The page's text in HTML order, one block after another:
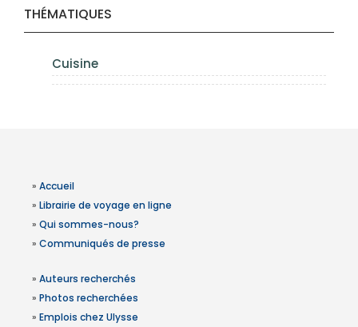
THÉMATIQUES
Cuisine
» Accueil
» Librairie de voyage en ligne
» Qui sommes-nous?
» Communiqués de presse
» Auteurs recherchés
» Photos recherchées
» Emplois chez Ulysse